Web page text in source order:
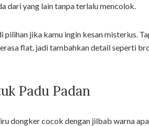
dari yang lain tanpa terlalu mencolok.
pilihan jika kamu ingin kesan misterius.
flat, jadi tambahkan detail seperti
Padu Padan
dongker cocok dengan jilbab warna